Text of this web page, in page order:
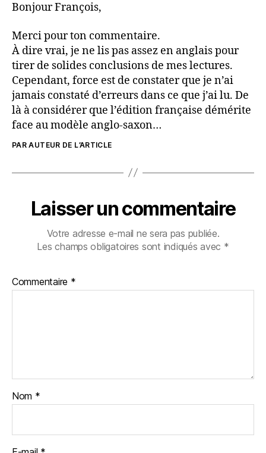
Bonjour François,
Merci pour ton commentaire.
À dire vrai, je ne lis pas assez en anglais pour
tirer de solides conclusions de mes lectures.
Cependant, force est de constater que je n’ai
jamais constaté d’erreurs dans ce que j’ai lu. De
là à considérer que l’édition française démérite
face au modèle anglo-saxon…
PAR AUTEUR DE L’ARTICLE
Laisser un commentaire
Votre adresse e-mail ne sera pas publiée.
Les champs obligatoires sont indiqués avec *
Commentaire *
Nom *